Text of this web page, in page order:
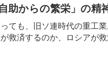
からの繁栄」の精
ても、旧ソ連時代の重工
救済するのか、ロシアが